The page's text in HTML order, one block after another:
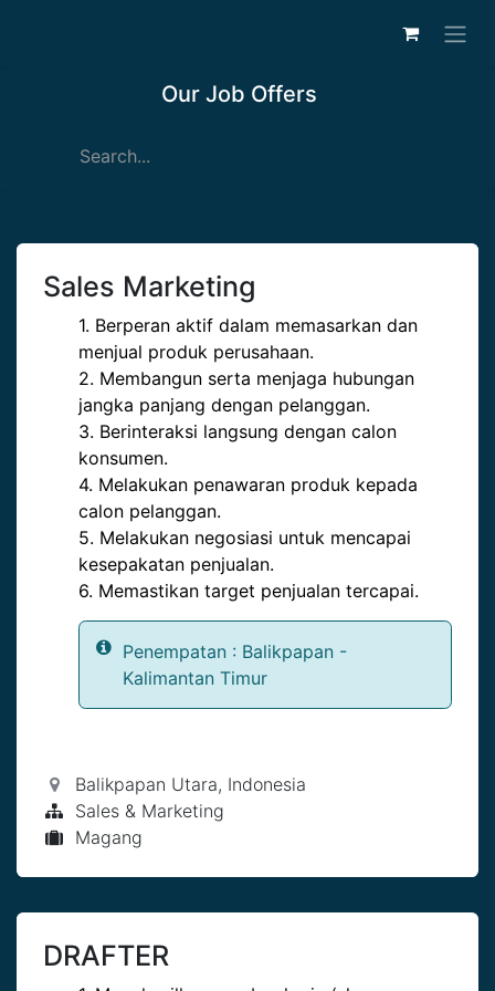
Our Job Offers
Sales Marketing
1. Berperan aktif dalam memasarkan dan
menjual produk perusahaan.
2. Membangun serta menjaga hubungan
jangka panjang dengan pelanggan.
3. Berinteraksi langsung dengan calon
konsumen.
4. Melakukan penawaran produk kepada
calon pelanggan.
5. Melakukan negosiasi untuk mencapai
kesepakatan penjualan.
6. Memastikan target penjualan tercapai.
Penempatan : Balikpapan -
Kalimantan Timur
Balikpapan Utara, Indonesia
Sales & Marketing
Magang
DRAFTER